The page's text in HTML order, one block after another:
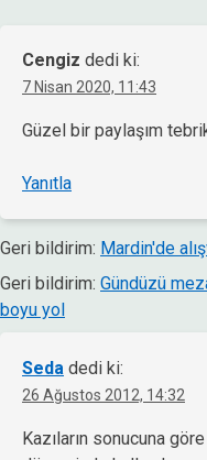
Cengiz dedi ki:
7 Nisan 2020, 11:43
Güzel bir paylaşım
Yanıtla
Geri bildirim: Mardin'de
Geri bildirim: Gündüzü
boyu yol
Seda dedi ki:
26 Ağustos 2012, 14:32
Kazıların sonucuna